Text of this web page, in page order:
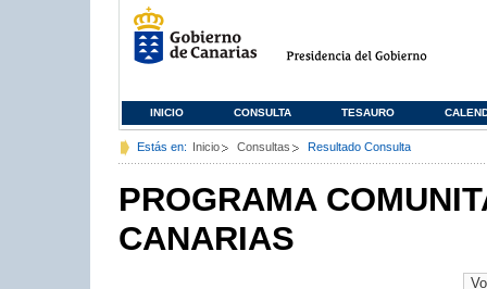
INICIO CONSULTA TESAURO
Estás en: Inicio Consultas Resultado Consulta
PROGRAMA
CANARIAS